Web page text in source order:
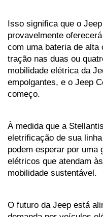
Isso significa que o
provavelmente
com uma bateria de alta
tração nas duas ou
mobilidade elétrica da
empolgantes, e o Jeep
começo.
À medida que a
eletrificação de sua
podem esperar por uma
elétricos que atendam
mobilidade sustentável.
O futuro da Jeep está